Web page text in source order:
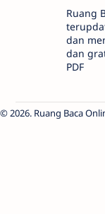
Ruang
dan
dan
PDF
2026. Ruang Baca